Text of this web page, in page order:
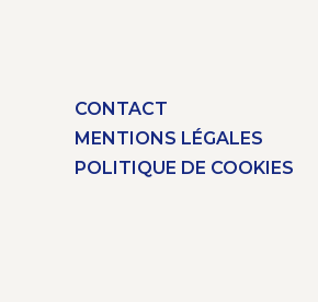
CONTACT
MENTIONS LÉGALES
POLITIQUE DE COOKIES